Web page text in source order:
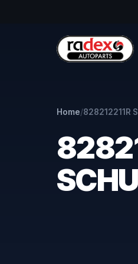
Home/828212211R